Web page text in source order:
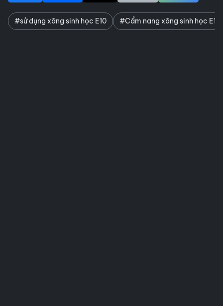
#sử dụng xăng sinh học E10 #Cẩm nang xăng sinh học E10